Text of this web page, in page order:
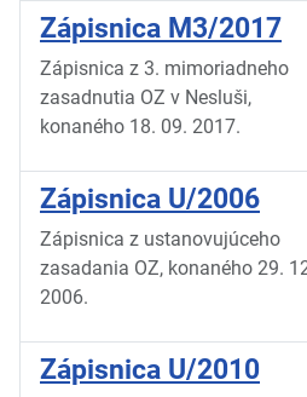
Zápisnica M3/2017
Zápisnica z 3. mimoriadneho
zasadnutia OZ v Nesluši,
konaného 18. 09. 2017.
Zápisnica U/2006
Zápisnica z ustanovujúceho
zasadania OZ, konaného 29.
2006.
Zápisnica U/2010